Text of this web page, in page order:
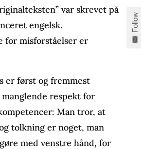
var skrevet på
engelsk.
for misforståelser er
er først og fremmest
respekt for
Man tror, at
tolkning er noget, man
med venstre hånd, for
Follow